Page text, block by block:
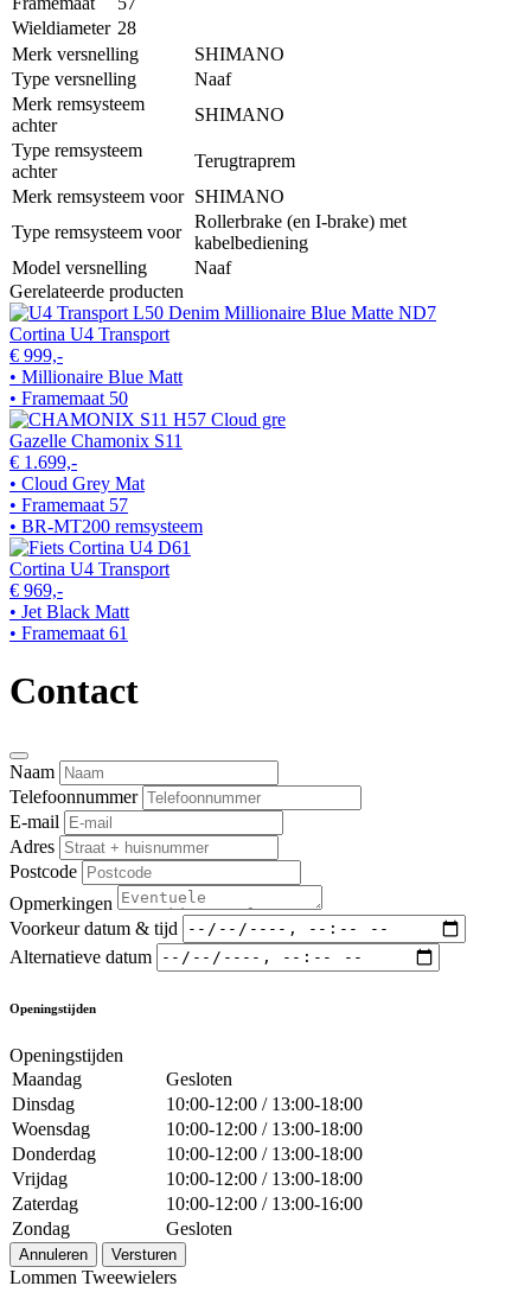
Wieldiameter 28
Merk versnelling
SHIMANO
Type versnelling
Naaf
Merk remsysteem
achter
SHIMANO
Type remsysteem
achter
Terugtraprem
Merk remsysteem voor SHIMANO
Type remsysteem voor
Rollerbrake (en I-brake) met
kabelbediening
Model versnelling
Naaf
Gerelateerde producten
Cortina U4 Transport
€ 999,-
• Millionaire Blue Matt
• Framemaat 50
Gazelle Chamonix S11
€ 1.699,-
• Cloud Grey Mat
• Framemaat 57
• BR-MT200 remsysteem
Cortina U4 Transport
€ 969,-
• Jet Black Matt
• Framemaat 61
Contact
Naam
Telefoonnummer
E-mail
Adres
Postcode
Opmerkingen
Voorkeur datum & tijd
Alternatieve datum
Openingstijden
Openingstijden
Maandag
Gesloten
Dinsdag
10:00-12:00 / 13:00-18:00
Woensdag
10:00-12:00 / 13:00-18:00
Donderdag
10:00-12:00 / 13:00-18:00
Vrijdag
10:00-12:00 / 13:00-18:00
Zaterdag
10:00-12:00 / 13:00-16:00
Zondag
Gesloten
Annuleren Versturen
Lommen Tweewielers